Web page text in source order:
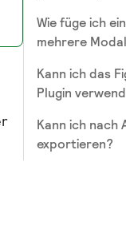
Wie füge ich
mehrere
Kann ich das
Plugin
Kann ich nach
exportieren?